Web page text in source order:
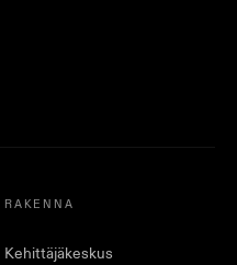
RAKENNA
Kehittäjäkeskus